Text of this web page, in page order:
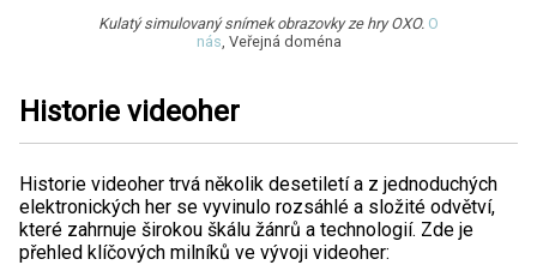
Kulatý simulovaný snímek obrazovky ze hry OXO. O
nás, Veřejná doména
Historie videoher
Historie videoher trvá několik desetiletí a z jednoduchých
elektronických her se vyvinulo rozsáhlé a složité odvětví,
které zahrnuje širokou škálu žánrů a technologií. Zde je
přehled klíčových milníků ve vývoji videoher: